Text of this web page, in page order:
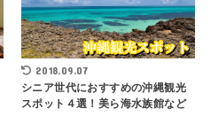
2018.09.07
シニア世代におすすめの沖縄観光
スポット４選！美ら海水族館など